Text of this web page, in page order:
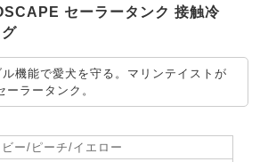
セーラータンク 接触冷
機能で愛犬を守る。マリンテイストが
ラータンク。
ビー/ピーチ/イエロー